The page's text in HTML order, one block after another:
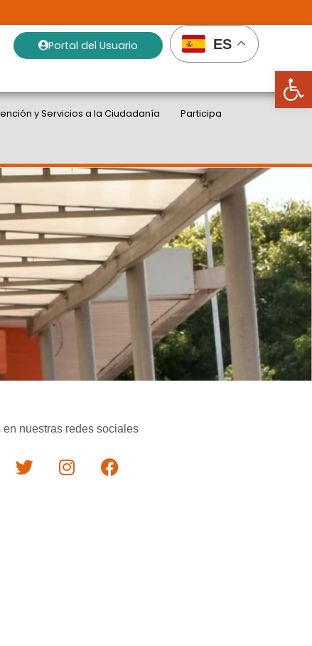
Abrir
Portal del Usuario ES
y Servicios a la Ciudadanía Participa
en nuestras redes sociales